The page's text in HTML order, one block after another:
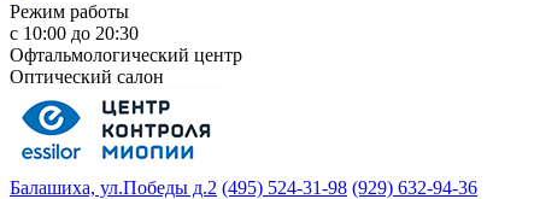
Режим работы
с 10:00 до 20:30
Офтальмологический центр
Оптический салон
Балашиха, ул.Победы д.2 (495) 524-31-98 (929) 632-94-36